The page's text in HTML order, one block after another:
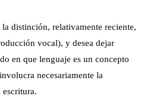
distinción, relativamente reciente,
vocal), y desea dejar
en que lenguaje es un concepto
necesariamente la